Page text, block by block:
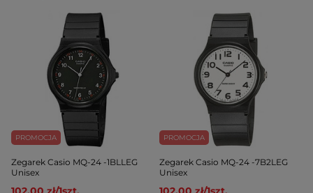
PROMOCJA
Zegarek Casio MQ-24 -1BLLEG
Unisex
PROMOCJA
Zegarek Casio MQ-24 -7B2LEG
Unisex